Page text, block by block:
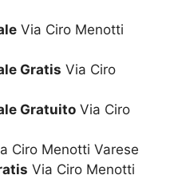
Via Ciro Menotti
Gratis Via Ciro
Gratuito Via Ciro
Ciro Menotti Varese
Via Ciro Menotti